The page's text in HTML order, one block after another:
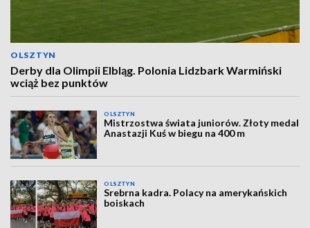
OLSZTYN
Derby dla Olimpii Elbląg. Polonia Lidzbark Warmiński
wciąż bez punktów
OLSZTYN
Mistrzostwa świata juniorów. Złoty medal
Anastazji Kuś w biegu na 400 m
OLSZTYN
Srebrna kadra. Polacy na amerykańskich
boiskach